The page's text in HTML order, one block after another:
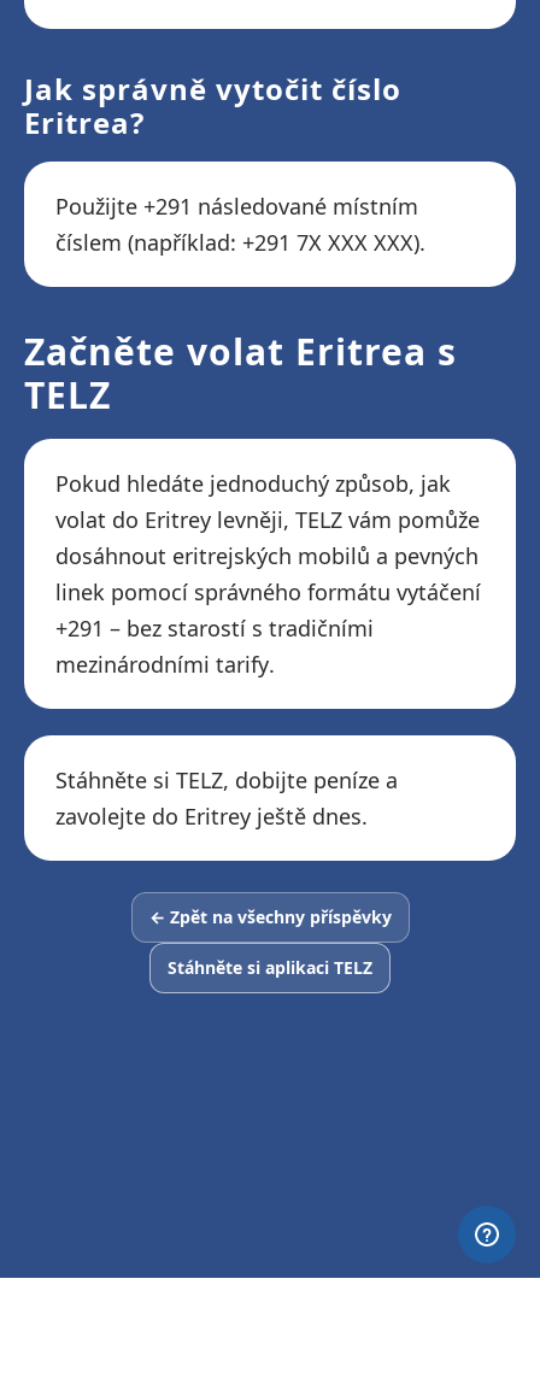
Jak správně vytočit číslo
Eritrea?
Použijte +291 následované místním
číslem (například: +291 7X XXX XXX).
Začněte volat Eritrea s
TELZ
Pokud hledáte jednoduchý způsob, jak
volat do Eritrey levněji, TELZ vám pomůže
dosáhnout eritrejských mobilů a pevných
linek pomocí správného formátu vytáčení
+291 – bez starostí s tradičními
mezinárodními tarify.
Stáhněte si TELZ, dobijte peníze a
zavolejte do Eritrey ještě dnes.
← Zpět na všechny příspěvky
Stáhněte si aplikaci TELZ